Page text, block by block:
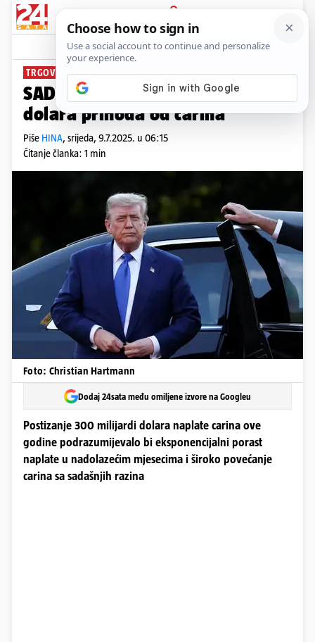
PRIJAVA
News Komentari
TRGOVINSKA KAMPANJA
SAD prikupile 100 milijardi
dolara prihoda od carina
Piše HINA, srijeda, 9.7.2025. u 06:15
Čitanje članka: 1 min
Foto: Christian Hartmann
Dodaj 24sata među omiljene izvore na Googleu
Postizanje 300 milijardi dolara naplate carina ove
godine podrazumijevalo bi eksponencijalni porast
naplate u nadolazećim mjesecima i široko povećanje
carina sa sadašnjih razina